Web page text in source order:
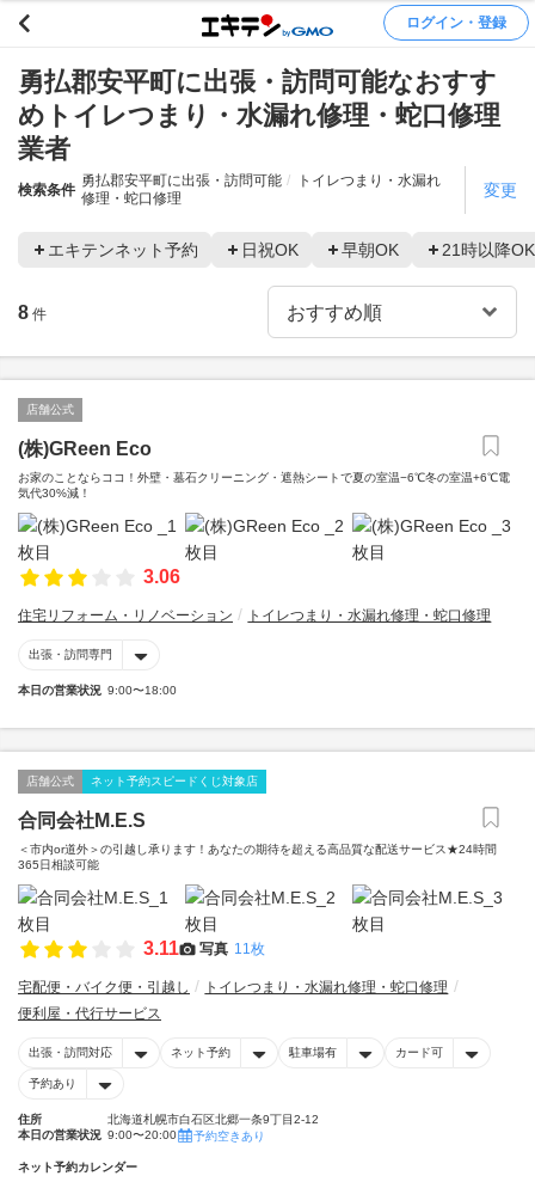
ログイン・登録
勇払郡安平町に出張・訪問可能なおすす
めトイレつまり・水漏れ修理・蛇口修理
業者
検索条件
勇払郡安平町に出張・訪問可能
トイレつまり・水漏れ
修理・蛇口修理
変更
エキテンネット予約 日祝OK 早朝OK 21時以降OK
8 件
店舗公式
(株)GReen Eco
お家のことならココ！外壁・墓石クリーニング・遮熱シートで夏の室温−6℃冬の室温+6℃電
気代30%減！
3.06
住宅リフォーム・リノベーション トイレつまり・水漏れ修理・蛇口修理
出張・訪問専門
本日の営業状況 9:00〜18:00
店舗公式 ネット予約スピードくじ対象店
合同会社M.E.S
＜市内or道外＞の引越し承ります！あなたの期待を超える高品質な配送サービス★24時間
365日相談可能
3.11 写真 11枚
宅配便・バイク便・引越し
トイレつまり・水漏れ修理・蛇口修理
便利屋・代行サービス
出張・訪問対応 ネット予約 駐車場有 カード可
予約あり
住所
北海道札幌市白石区北郷一条9丁目2-12
本日の営業状況 9:00〜20:00 予約空きあり
ネット予約カレンダー